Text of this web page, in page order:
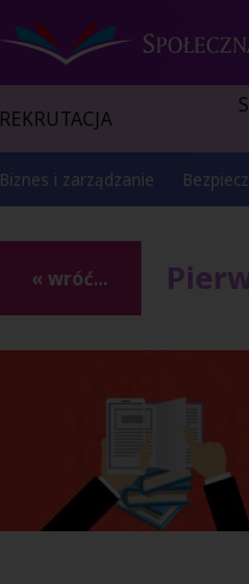
REKRUTACJA
Biznes i zarządzanie
« wróć...